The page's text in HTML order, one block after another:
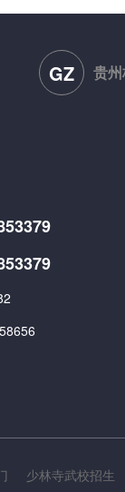
GZ 贵
少林寺武校招生